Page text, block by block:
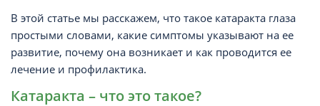
В этой статье мы расскажем, что такое катаракта глаза
простыми словами, какие симптомы указывают на ее
развитие, почему она возникает и как проводится ее
лечение и профилактика.
Катаракта – что это такое?